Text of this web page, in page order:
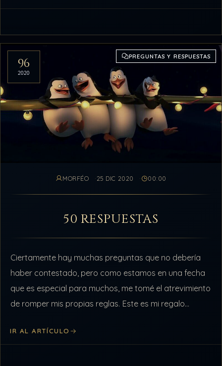
96
2020
PREGUNTAS Y RESPUESTAS
MORFÉO 25 DIC 2020 00:00
50 RESPUESTAS
Ciertamente hay muchas preguntas que no debería
haber contestado, pero como estamos en una fecha
que es especial para muchos, me tomé el atrevimiento
de romper mis propias reglas. Este es mi regalo
IR AL ARTÍCULO